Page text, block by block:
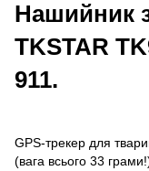
Нашийник
TKSTAR
911.
GPS-трекер для
(вага всього 33